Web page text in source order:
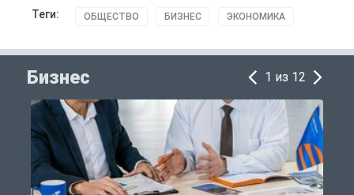
Теги: ОБЩЕСТВО БИЗНЕС ЭКОНОМИКА
Бизнес 1 из 12